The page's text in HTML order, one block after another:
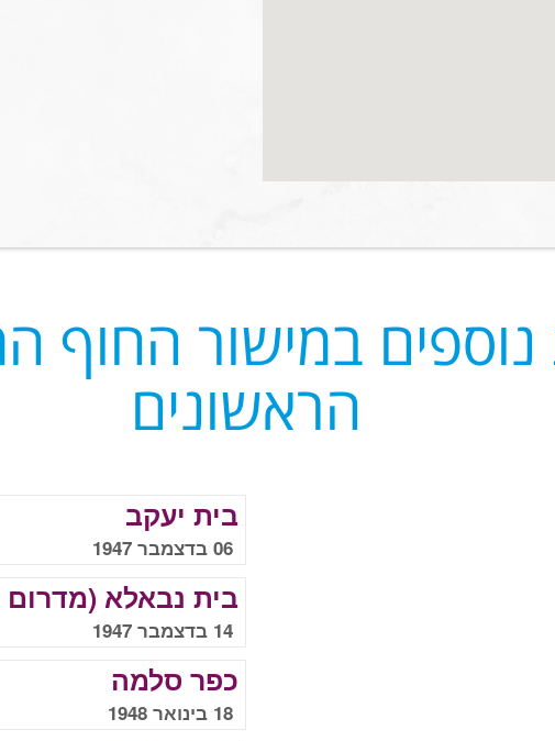
במישור החוף
הראשונים
בית יעקב
06 בדצמבר 1947
בית נבאלא (מדרום
14 בדצמבר 1947
כפר סלמה
18 בינואר 1948